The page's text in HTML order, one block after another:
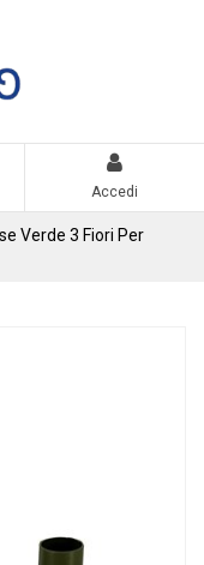
Accedi
Verde 3 Fiori Per